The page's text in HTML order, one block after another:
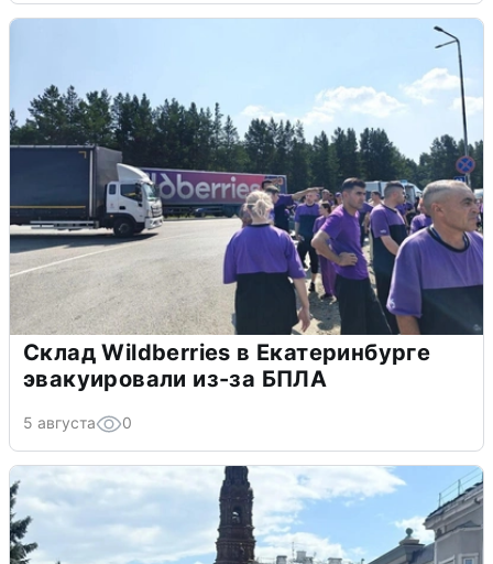
Склад Wildberries в Екатеринбурге
эвакуировали из-за БПЛА
5 августа 0